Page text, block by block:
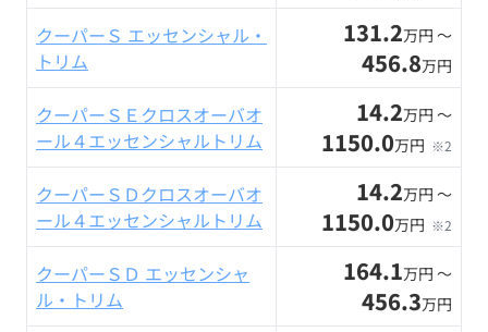
クーパーＳ エッセンシャル・
トリム
131.2万円 〜
456.8万円
クーパーＳＥクロスオーバオ
ール４エッセンシャルトリム
14.2万円 〜
1150.0万円 ※2
クーパーＳＤクロスオーバオ
ール４エッセンシャルトリム
14.2万円 〜
1150.0万円 ※2
クーパーＳＤ エッセンシャ
ル・トリム
164.1万円 〜
456.3万円